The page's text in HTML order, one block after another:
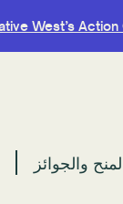
West’s
والجوائز
West’s
والجوائز